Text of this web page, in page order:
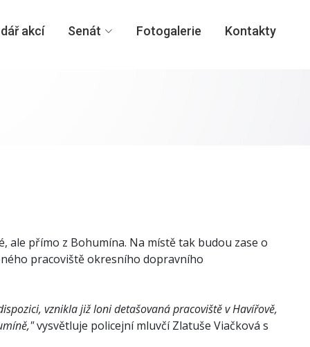
akcí Senát Fotogalerie Kontakty
ale přímo z Bohumína. Na místě tak budou zase o
pracoviště okresního dopravního
vznikla již loni detašovaná pracoviště v Havířově,
vysvětluje policejní mluvčí Zlatuše Viačková s